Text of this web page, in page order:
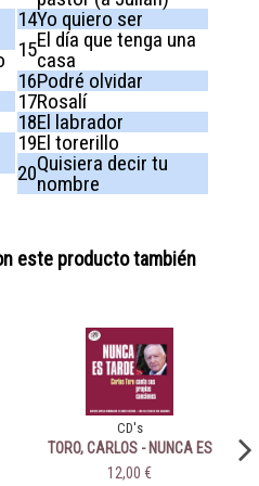
14Yo quiero ser
15El día que tenga una
casa
16Podré olvidar
17Rosalí
18El labrador
19El torerillo
20Quisiera decir tu
nombre
este producto también
CD's
TORO, CARLOS - NUNCA ES
TARDE
12,00 €